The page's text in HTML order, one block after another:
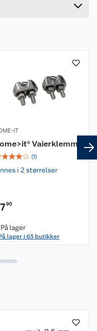
omtale ennå.
IT
Vaierklemme
☆☆☆☆ (1)
i 2 størrelser
90
På lager
lager i 63 butikker